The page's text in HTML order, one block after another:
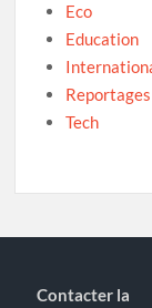
Eco
Education
Reportages
Tech
Contacter la